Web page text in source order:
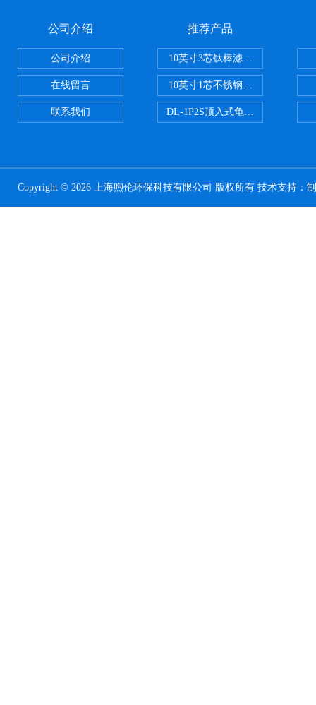
公司介绍
公司介绍
在线留言
联系我们
推荐产品
10英寸3芯钛棒滤芯过滤器
10英寸1芯不锈钢钛棒过滤器
DL-1P2S顶入式龟背过滤器
Copyright © 2026 上海煦伦环保科技有限公司 版权所有 技术支持：